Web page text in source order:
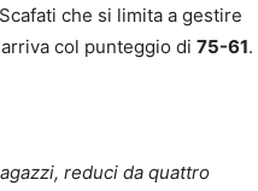
che si limita a gestire
col punteggio di 75-61.
reduci da quattro